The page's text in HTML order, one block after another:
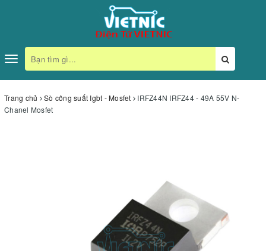
Toggle
navigation
Trang chủ Sò công suất Igbt - Mosfet
IRFZ44N IRFZ44 - 49A 55V N-
Chanel Mosfet